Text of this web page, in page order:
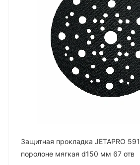
Защитная прокладка JETAPRO
поролоне мягкая d150 мм 67 отв